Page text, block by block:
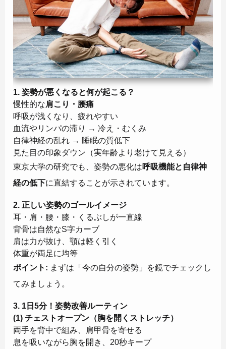
1. 姿勢が悪くなると何が起こる？
慢性的な肩こり・腰痛
呼吸が浅くなり、疲れやすい
血流やリンパの滞り → 冷え・むくみ
自律神経の乱れ → 睡眠の質低下
見た目の印象ダウン（実年齢より老けて見える）
東京大学の研究でも、姿勢の悪化は呼吸機能と自律神
経の低下に直結することが示されています。
2. 正しい姿勢のゴールイメージ
耳・肩・腰・膝・くるぶしが一直線
背骨は自然なS字カーブ
肩は力が抜け、顎は軽く引く
体重が両足に均等
ポイント: まずは「今の自分の姿勢」を鏡でチェックし
てみましょう。
3. 1日5分！姿勢改善ルーティン
(1) チェストオープン（胸を開くストレッチ）
両手を背中で組み、肩甲骨を寄せる
息を吸いながら胸を開き、20秒キープ